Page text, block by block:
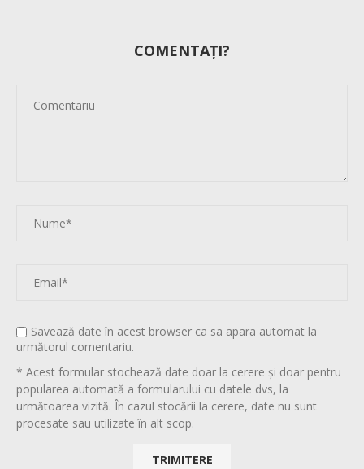
COMENTAȚI?
Savează date în acest browser ca sa apara automat la
următorul comentariu.
* Acest formular stochează date doar la cerere și doar pentru
popularea automată a formularului cu datele dvs, la
următoarea vizită. În cazul stocării la cerere, date nu sunt
procesate sau utilizate în alt scop.